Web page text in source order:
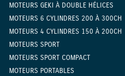
MOTEURS GEKI À DOUBLE HÉLICES
MOTEURS 6 CYLINDRES 200 À 300CH
MOTEURS 4 CYLINDRES 150 À 200CH
MOTEURS SPORT
MOTEURS SPORT COMPACT
MOTEURS PORTABLES